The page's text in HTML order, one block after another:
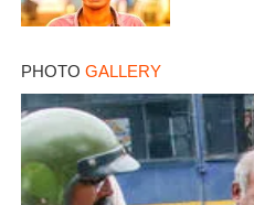
PHOTO GALLERY